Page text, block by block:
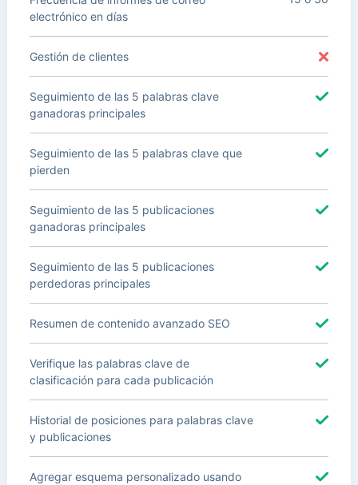
electrónico en días
Gestión de clientes
Seguimiento de las 5 palabras clave
ganadoras principales
Seguimiento de las 5 palabras clave que
pierden
Seguimiento de las 5 publicaciones
ganadoras principales
Seguimiento de las 5 publicaciones
perdedoras principales
Resumen de contenido avanzado SEO
Verifique las palabras clave de
clasificación para cada publicación
Historial de posiciones para palabras clave
y publicaciones
Agregar esquema personalizado usando